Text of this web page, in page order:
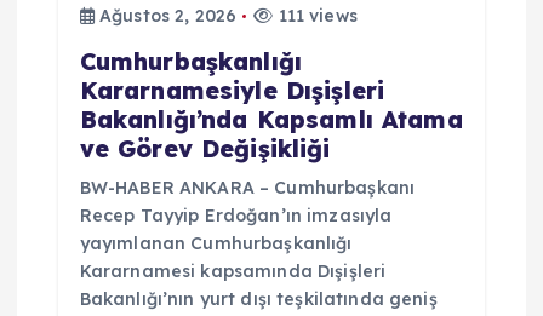
Ağustos 2, 2026
111 views
Cumhurbaşkanlığı
Kararnamesiyle Dışişleri
Bakanlığı’nda Kapsamlı Atama
ve Görev Değişikliği
BW-HABER ANKARA – Cumhurbaşkanı
Recep Tayyip Erdoğan’ın imzasıyla
yayımlanan Cumhurbaşkanlığı
Kararnamesi kapsamında Dışişleri
Bakanlığı’nın yurt dışı teşkilatında geniş